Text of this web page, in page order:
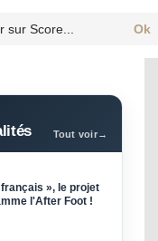
Ok
Tout voir→
», le projet
l'After Foot !